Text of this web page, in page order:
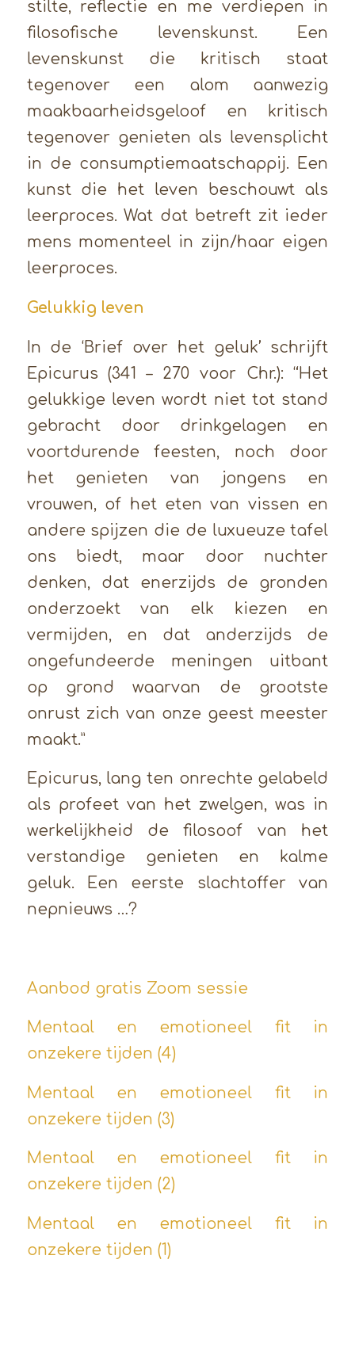
stilte, reflectie en me verdiepen in
filosofische levenskunst. Een
levenskunst die kritisch staat
tegenover een alom aanwezig
maakbaarheidsgeloof en kritisch
tegenover genieten als levensplicht
in de consumptiemaatschappij. Een
kunst die het leven beschouwt als
leerproces. Wat dat betreft zit ieder
mens momenteel in zijn/haar eigen
leerproces.
Gelukkig leven
In de ‘Brief over het geluk’ schrijft
Epicurus (341 – 270 voor Chr.): “Het
gelukkige leven wordt niet tot stand
gebracht door drinkgelagen en
voortdurende feesten, noch door
het genieten van jongens en
vrouwen, of het eten van vissen en
andere spijzen die de luxueuze tafel
ons biedt, maar door nuchter
denken, dat enerzijds de gronden
onderzoekt van elk kiezen en
vermijden, en dat anderzijds de
ongefundeerde meningen uitbant
op grond waarvan de grootste
onrust zich van onze geest meester
maakt.”
Epicurus, lang ten onrechte gelabeld
als profeet van het zwelgen, was in
werkelijkheid de filosoof van het
verstandige genieten en kalme
geluk. Een eerste slachtoffer van
nepnieuws …?
Aanbod gratis Zoom sessie
Mentaal en emotioneel fit in
onzekere tijden (4)
Mentaal en emotioneel fit in
onzekere tijden (3)
Mentaal en emotioneel fit in
onzekere tijden (2)
Mentaal en emotioneel fit in
onzekere tijden (1)